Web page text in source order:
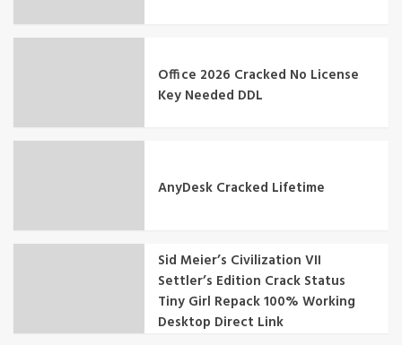
Office 2026 Cracked No License
Key Needed DDL
AnyDesk Cracked Lifetime
Sid Meier’s Civilization VII
Settler’s Edition Crack Status
Tiny Girl Repack 100% Working
Desktop Direct Link